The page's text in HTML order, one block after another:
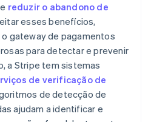
reduzir o abandono de
esses benefícios,
gateway de pagamentos
para detectar e prevenir
a Stripe tem sistemas
de verificação de
de detecção de
ajudam a identificar e